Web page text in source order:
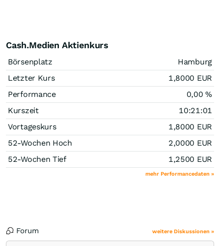
Cash.Medien Aktienkurs
Börsenplatz
Hamburg
Letzter Kurs
1,8000 EUR
Performance
0,00%
Kurszeit
10:21:01
Vortageskurs
1,8000 EUR
52-Wochen Hoch
2,0000 EUR
52-Wochen Tief
1,2500 EUR
mehr Performancedaten »
Forum weitere Diskussionen »